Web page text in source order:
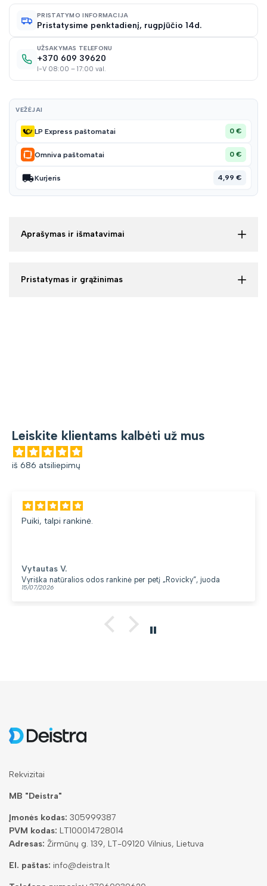
PRISTATYMO INFORMACIJA
Pristatysime penktadienį, rugpjūčio 14d.
UŽSAKYMAS TELEFONU
+370 609 39620
I-V 08:00 – 17:00 val.
VEŽĖJAI
LP Express paštomatai 0 €
Omniva paštomatai 0 €
Kurjeris 4,99 €
Aprašymas ir išmatavimai
Pristatymas ir grąžinimas
Leiskite klientams kalbėti už mus
iš 686 atsiliepimų
Puiki, talpi rankinė.
Vytautas V.
Vyriška natūralios odos rankinė per petį „Rovicky“, juoda
15/07/2026
Rekvizitai
MB "Deistra"
Įmonės kodas: 305999387
PVM kodas: LT100014728014
Adresas: Žirmūnų g. 139, LT-09120 Vilnius, Lietuva
El. paštas: info@deistra.lt